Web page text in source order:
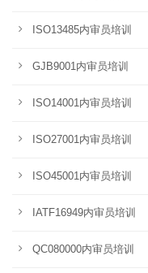
ISO13485内审员培训
GJB9001内审员培训
ISO14001内审员培训
ISO27001内审员培训
ISO45001内审员培训
IATF16949内审员培训
QC080000内审员培训